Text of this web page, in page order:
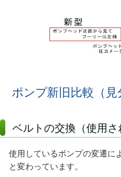
ポンプ新旧比較（見
ベルトの交換（使用さ
使用しているポンプの変遷に
と変わっています。